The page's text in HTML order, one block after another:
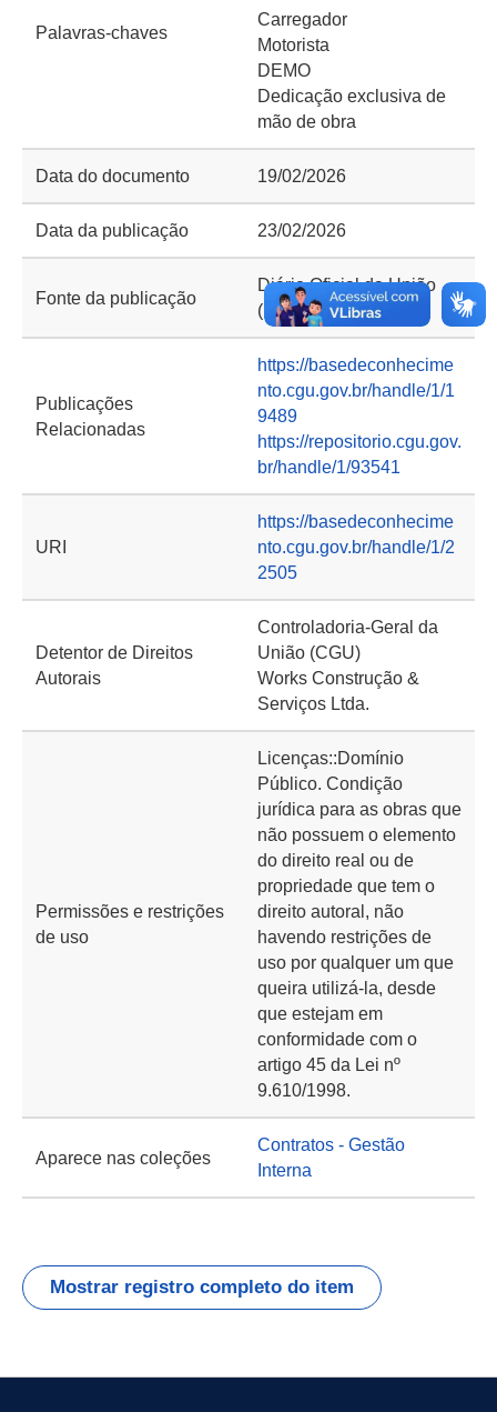
Palavras-chaves
Carregador
Motorista
DEMO
Dedicação exclusiva de
mão de obra
Data do documento 19/02/2026
Data da publicação 23/02/2026
Fonte da publicação
Diário Oficial da União
(DOU) e Portal CGU
Publicações
Relacionadas
https://basedeconhecime
nto.cgu.gov.br/handle/1/1
9489
https://repositorio.cgu.gov.
br/handle/1/93541
URI
https://basedeconhecime
nto.cgu.gov.br/handle/1/2
2505
Detentor de Direitos
Autorais
Controladoria-Geral da
União (CGU)
Works Construção &
Serviços Ltda.
Permissões e restrições
de uso
Licenças::Domínio
Público. Condição
jurídica para as obras que
não possuem o elemento
do direito real ou de
propriedade que tem o
direito autoral, não
havendo restrições de
uso por qualquer um que
queira utilizá-la, desde
que estejam em
conformidade com o
artigo 45 da Lei nº
9.610/1998.
Aparece nas coleções
Contratos - Gestão
Interna
Mostrar registro completo do item